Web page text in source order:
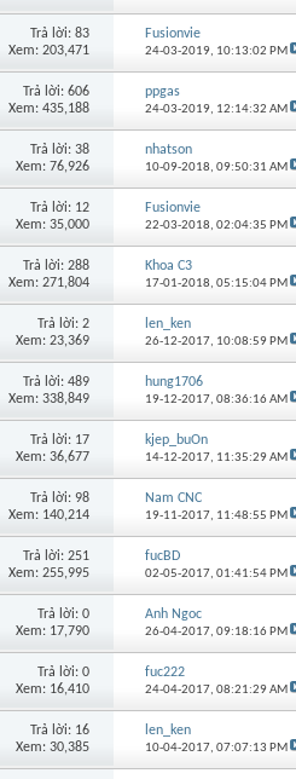
Trả lời: 83
Xem: 203,471
Fusionvie
24-03-2019, 10:13:02 PM
Trả lời: 606
Xem: 435,188
ppgas
24-03-2019, 12:14:32 AM
Trả lời: 38
Xem: 76,926
nhatson
10-09-2018,09:50:31 AM
Trả lời: 12
Xem: 35,000
Fusionvie
22-03-2018,02:04:35 PM
Trả lời: 288
Xem: 271,804
Khoa C3
17-01-2018,05:15:04 PM
Trả lời: 2
Xem: 23,369
len_ken
26-12-2017, 10:08:59 PM
Trả lời: 489
Xem: 338,849
hung1706
19-12-2017,08:36:16 AM
Trả lời: 17
Xem: 36,677
kjep_buOn
14-12-2017, 11:35:29 AM
Trả lời: 98
Xem: 140,214
Nam CNC
19-11-2017, 11:48:55 PM
Trả lời: 251
Xem: 255,995
fucBD
02-05-2017,01:41:54 PM
Trả lời: 0
Xem: 17,790
Anh Ngoc
26-04-2017,09:18:16 PM
Trả lời: 0
Xem: 16,410
fuc222
24-04-2017,08:21:29 AM
Trả lời: 16
Xem: 30,385
len_ken
10-04-2017,07:07:13 PM